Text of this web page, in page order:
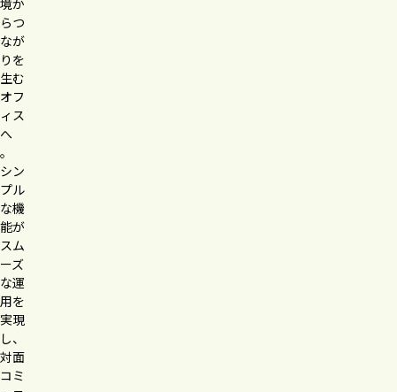
境か
らつ
なが
りを
生む
オフ
ィス
へ
。
シン
プル
な機
能が
スム
ーズ
な運
用を
実現
し、
対面
コミ